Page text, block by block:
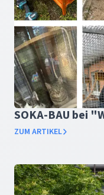
SOKA-BAU bei
ZUM ARTIKEL